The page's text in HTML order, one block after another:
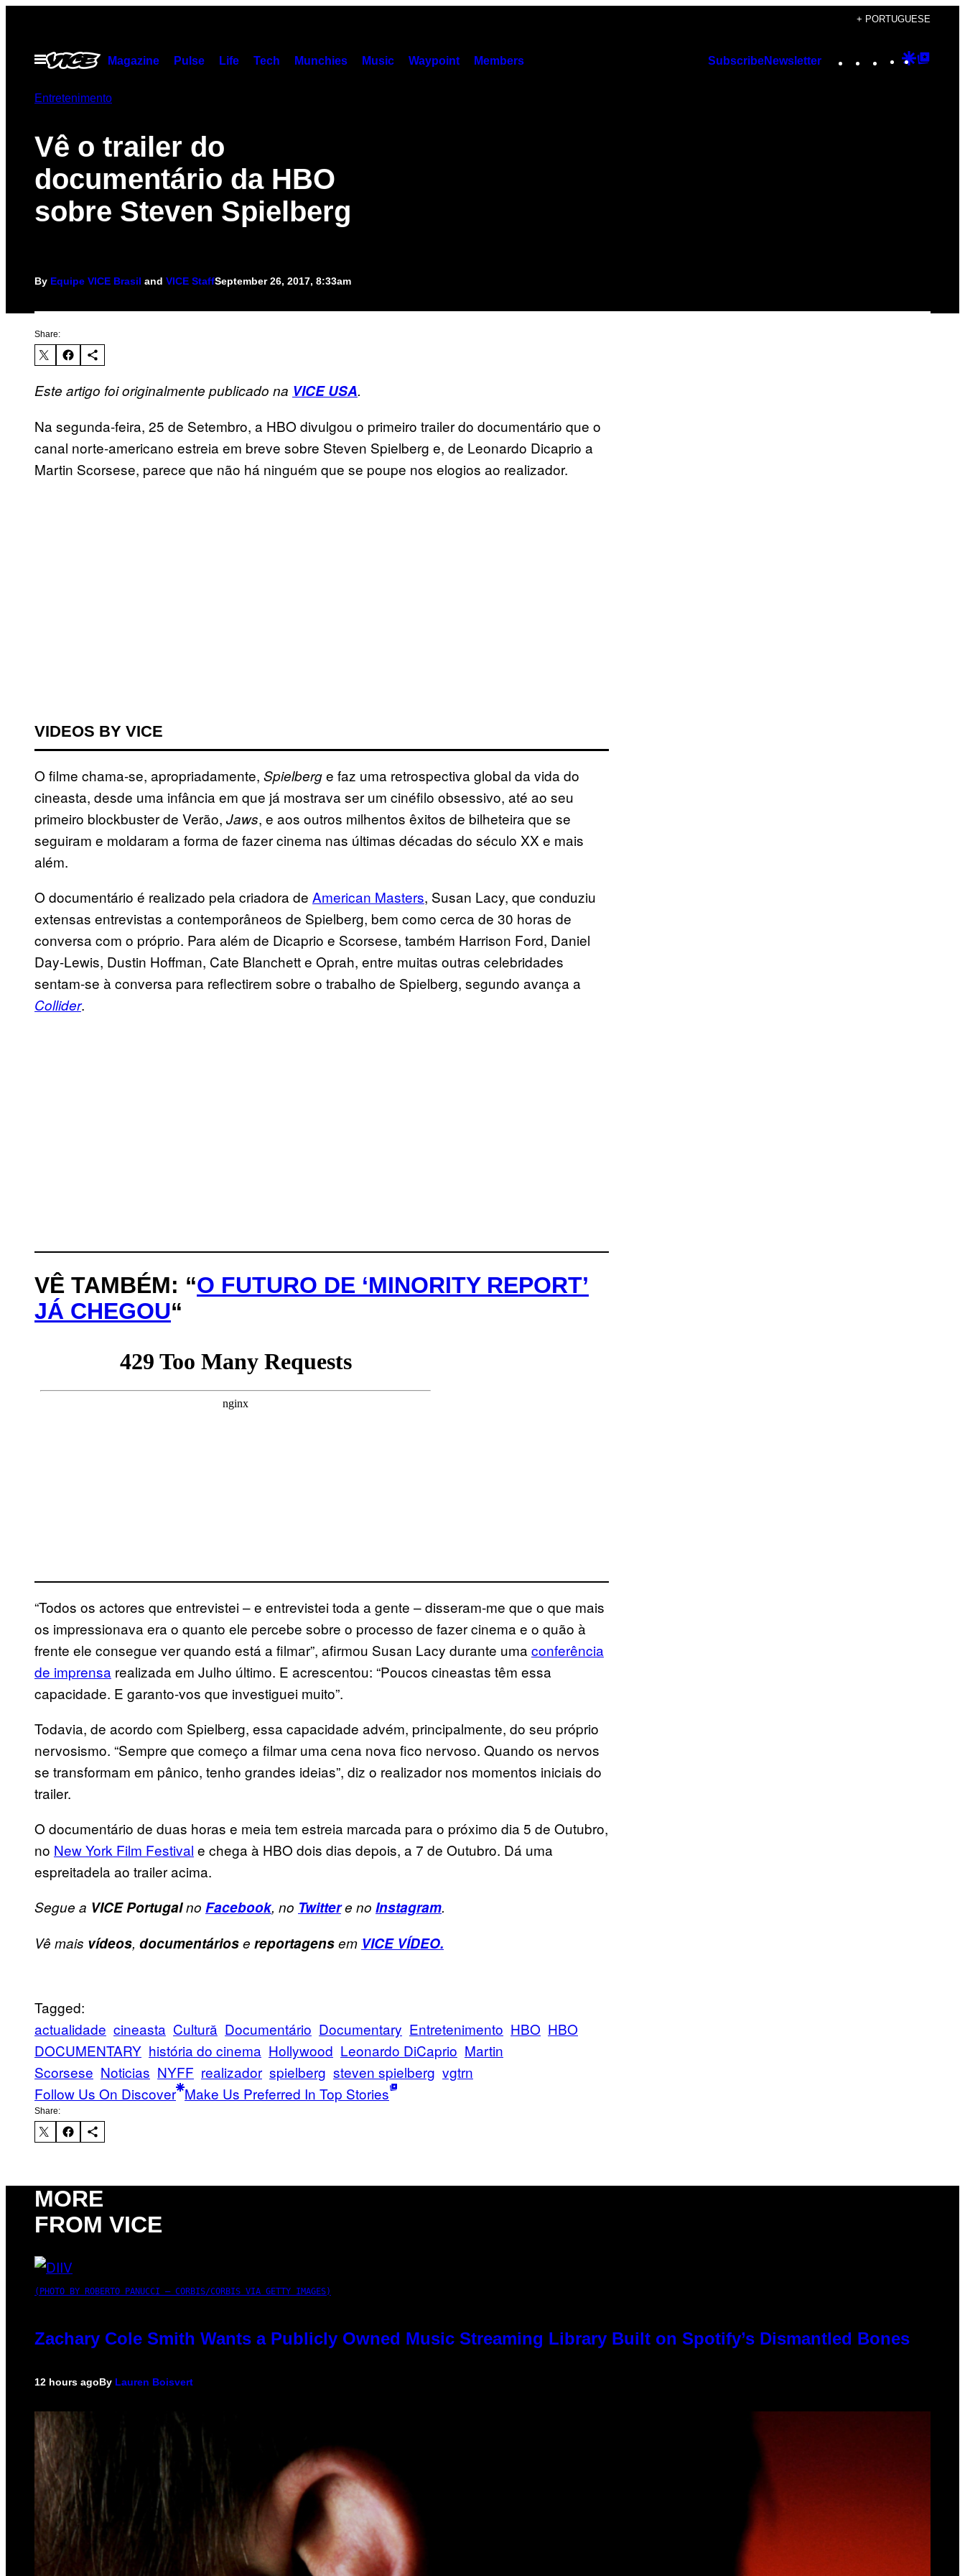
content
+ PORTUGUESE
Open
Menu
Magazine Pulse Life Tech Munchies Music Waypoint Members SubscribeNewsletter Instagram
TikTok
YouTube
Google
Entretenimento
Vê o trailer do
documentário da HBO
sobre Steven Spielberg
By Equipe VICE Brasil and VICE StaffSeptember 26, 2017, 8:33am
Share:
Este artigo foi originalmente publicado na VICE USA.
Na segunda-feira, 25 de Setembro, a HBO divulgou o primeiro trailer do documentário que o
canal norte-americano estreia em breve sobre Steven Spielberg e, de Leonardo Dicaprio a
Martin Scorsese, parece que não há ninguém que se poupe nos elogios ao realizador.
VIDEOS BY VICE
O filme chama-se, apropriadamente, Spielberge faz uma retrospectiva global da vida do
cineasta, desde uma infância em que já mostrava ser um cinéfilo obsessivo, até ao seu
primeiro blockbuster de Verão, Jaws, e aos outros milhentos êxitos de bilheteira que se
seguiram e moldaram a forma de fazer cinema nas últimas décadas do século XX e mais
além.
O documentário é realizado pela criadora de American Masters, Susan Lacy, que conduziu
extensas entrevistas a contemporâneos de Spielberg, bem como cerca de 30 horas de
conversa com o próprio. Para além de Dicaprio e Scorsese, também Harrison Ford, Daniel
Day-Lewis, Dustin Hoffman, Cate Blanchett e Oprah, entre muitas outras celebridades
sentam-se à conversa para reflectirem sobre o trabalho de Spielberg, segundo avança a
Collider.
VÊ TAMBÉM: “O FUTURO DE ‘MINORITY REPORT’
JÁ CHEGOU“
“Todos os actores que entrevistei – e entrevistei toda a gente – disseram-me que o que mais
os impressionava era o quanto ele percebe sobre o processo de fazer cinema e o quão à
frente ele consegue ver quando está a filmar”, afirmou Susan Lacy durante uma conferência
de imprensa realizada em Julho último. E acrescentou: “Poucos cineastas têm essa
capacidade. E garanto-vos que investiguei muito”.
Todavia, de acordo com Spielberg, essa capacidade advém, principalmente, do seu próprio
nervosismo. “Sempre que começo a filmar uma cena nova fico nervoso. Quando os nervos
se transformam em pânico, tenho grandes ideias”, diz o realizador nos momentos iniciais do
trailer.
O documentário de duas horas e meia tem estreia marcada para o próximo dia 5 de Outubro,
no New York Film Festival e chega à HBO dois dias depois, a 7 de Outubro. Dá uma
espreitadela ao trailer acima.
Segue a VICE Portugalno Facebook, no Twittere no Instagram.
Vê mais vídeos, documentáriose reportagensem VICE VÍDEO.
Tagged:
actualidade cineasta Cultură Documentário Documentary Entretenimento HBO HBO
DOCUMENTARY história do cinema Hollywood Leonardo DiCaprio Martin
Scorsese Noticias NYFF realizador spielberg steven spielberg vgtrn
Follow Us On Discover Make Us Preferred In Top Stories
Share:
MORE
FROM VICE
(PHOTO BY ROBERTO PANUCCI – CORBIS/CORBIS VIA GETTY IMAGES)
Zachary Cole Smith Wants a Publicly Owned Music Streaming Library Built on Spotify’s Dismantled Bones
12 hours agoBy Lauren Boisvert